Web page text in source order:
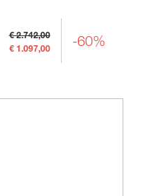
€ 2.742,00
€ 1.097,00 -60%